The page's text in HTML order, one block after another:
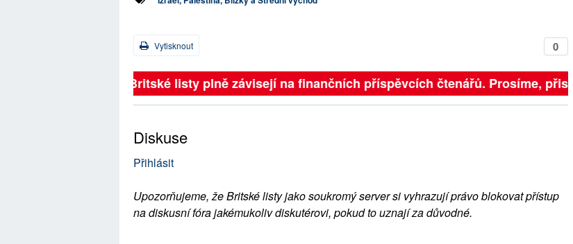
0
Vytisknout
Britské listy plně závisejí na finančních příspěvcích čtenářů. Prosíme,
Diskuse
Přihlásit
Upozorňujeme, že Britské listy jako soukromý server si vyhrazují právo blokovat přístup
na diskusní fóra jakémukoliv diskutérovi, pokud to uznají za důvodné.